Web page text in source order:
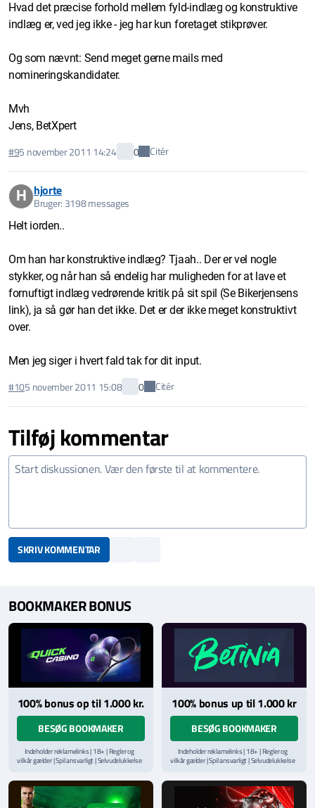
Hvad det præcise forhold mellem fyld-indlæg og konstruktive
indlæg er, ved jeg ikke - jeg har kun foretaget stikprøver.
Og som nævnt: Send meget gerne mails med
nomineringskandidater.
Mvh
Jens, BetXpert
#95 november 2011 14:24 0 Citér
H hjorte
Bruger: 3198 messages
Helt iorden..
Om han har konstruktive indlæg? Tjaah.. Der er vel nogle
stykker, og når han så endelig har muligheden for at lave et
fornuftigt indlæg vedrørende kritik på sit spil (Se Bikerjensens
link), ja så gør han det ikke. Det er der ikke meget konstruktivt
over.
Men jeg siger i hvert fald tak for dit input.
#105 november 2011 15:08 0 Citér
Tilføj kommentar
SKRIV KOMMENTAR
BOOKMAKER BONUS
100% bonus op til 1.000 kr.
BESØG BOOKMAKER
Indeholder reklamelinks | 18+ | Regler og
vilkår gælder | Spil ansvarligt | Selvudelukkelse
hjælpelinje påStopSpillet.dk
Læs vilkår og betingelserher
100% bonus up til 1.000 kr
BESØG BOOKMAKER
Indeholder reklamelinks | 18+ | Regler og
vilkår gælder | Spil ansvarligt | Selvudelukkelse
hjælpelinje påStopSpillet.dk
Læs vilkår og betingelserher